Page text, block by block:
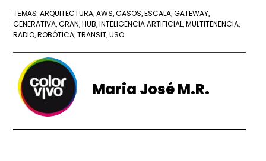
TEMAS:ARQUITECTURA,AWS,CASOS, ESCALA,GATEWAY,
GENERATIVA,GRAN, HUB, INTELIGENCIA ARTIFICIAL, MULTITENENCIA,
RADIO, ROBÓTICA,TRANSIT,USO
Maria José M.R.